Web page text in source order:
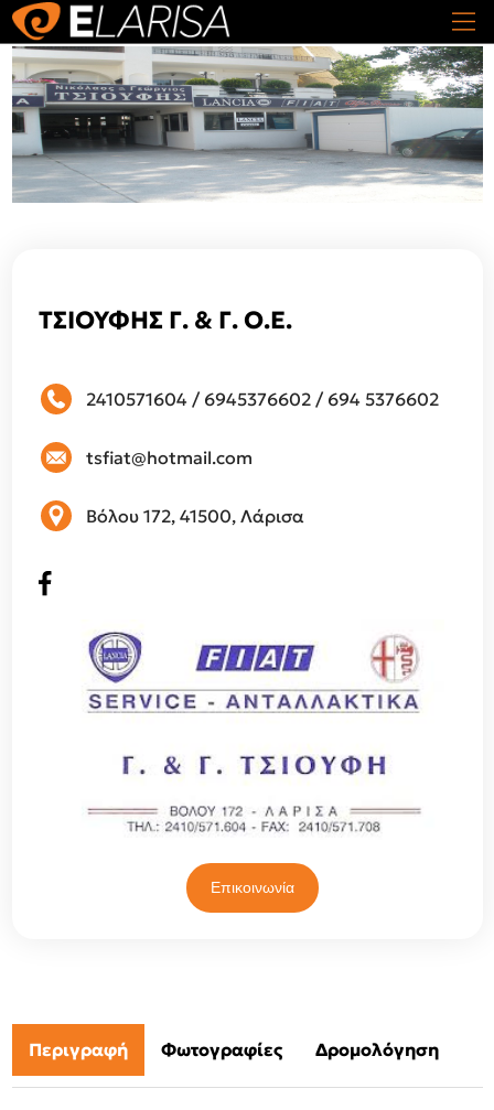
ΤΣΙΟΥΦΗΣ Γ. & Γ. Ο.Ε.
2410571604 / 6945376602/ 694 5376602
tsfiat@hotmail.com
Βόλου 172, 41500, Λάρισα
Επικοινωνία
Περιγραφή Φωτογραφίες Δρομολόγηση